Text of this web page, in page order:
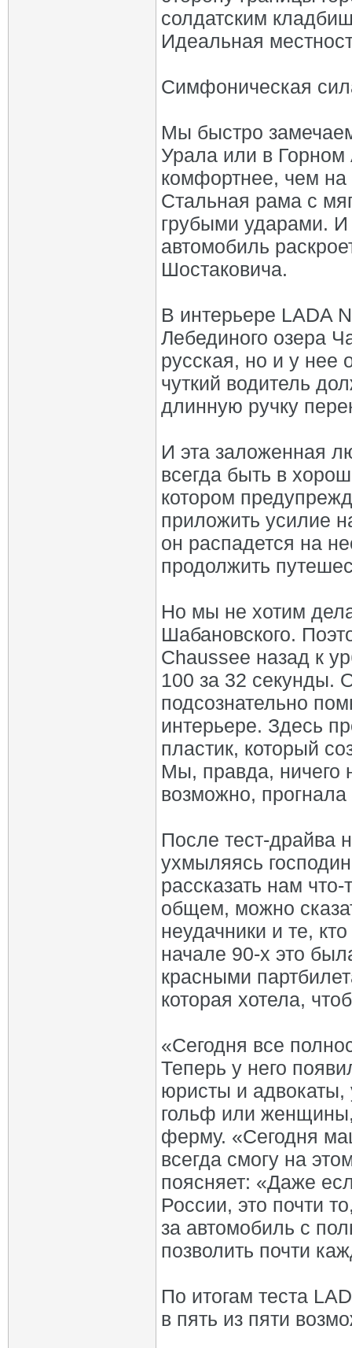
солдатским
Идеальная
Симфоническая
Мы быстро
Урала или в Горном
комфортнее, чем на
Стальная рама с
грубыми ударами. И
автомобиль
Шостаковича.
В интерьере LADA
Лебединого озера
русская, но и у нее
чуткий водитель
длинную ручку
И эта заложенная
всегда быть в
котором
приложить усилие
он распадется на
продолжить
Но мы не хотим
Шабановского.
Chaussee назад к
100 за 32 секунды.
подсознательно
интерьере. Здесь
пластик, который
Мы, правда, ничего
возможно, прогнала
После тест-драйва
ухмыляясь
рассказать нам
общем, можно
неудачники и те,
начале 90-х это
красными
которая хотела,
«Сегодня все
Теперь у него
юристы и адвокаты,
гольф или
ферму. «Сегодня
всегда смогу на
поясняет: «Даже
России, это почти
за автомобиль с
позволить почти
По итогам теста
в пять из пяти